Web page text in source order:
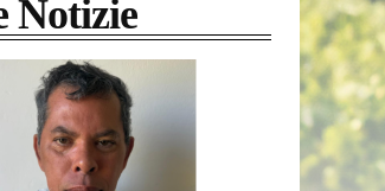
Notizie